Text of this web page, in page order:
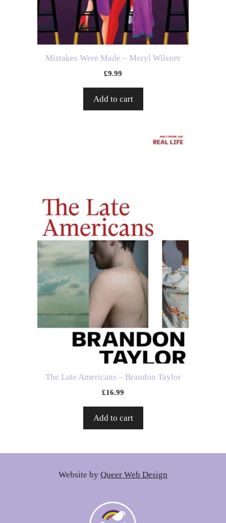
Mistakes Were Made – Meryl Wilsner
£9.99
Add to cart
The Late Americans – Brandon Taylor
£16.99
Add to cart
Website by Queer Web Design